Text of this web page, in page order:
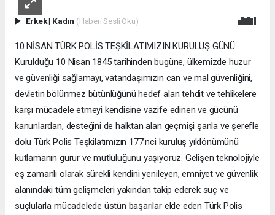
Erkek| Kadın (Haberi Sesli Oku)
10 NİSAN TÜRK POLİS TEŞKİLATIMIZIN KURULUŞ GÜNÜ
Kurulduğu 10 Nisan 1845 tarihinden bugüne, ülkemizde huzur
ve güvenliği sağlamayı, vatandaşımızın can ve mal güvenliğini,
devletin bölünmez bütünlüğünü hedef alan tehdit ve tehlikelere
karşı mücadele etmeyi kendisine vazife edinen ve gücünü
kanunlardan, desteğini de halktan alan geçmişi şanla ve şerefle
dolu Türk Polis Teşkilatımızın 177’nci kuruluş yıldönümünü
kutlamanın gurur ve mutluluğunu yaşıyoruz. Gelişen teknolojiyle
eş zamanlı olarak sürekli kendini yenileyen, emniyet ve güvenlik
alanındaki tüm gelişmeleri yakından takip ederek suç ve
suçlularla mücadelede üstün başarılar elde eden Türk Polis